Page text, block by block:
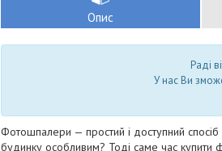
Опис
Раді
У нас Ви
Фотошпалери — простий і доступний
будинку особливим? Тоді саме час купити